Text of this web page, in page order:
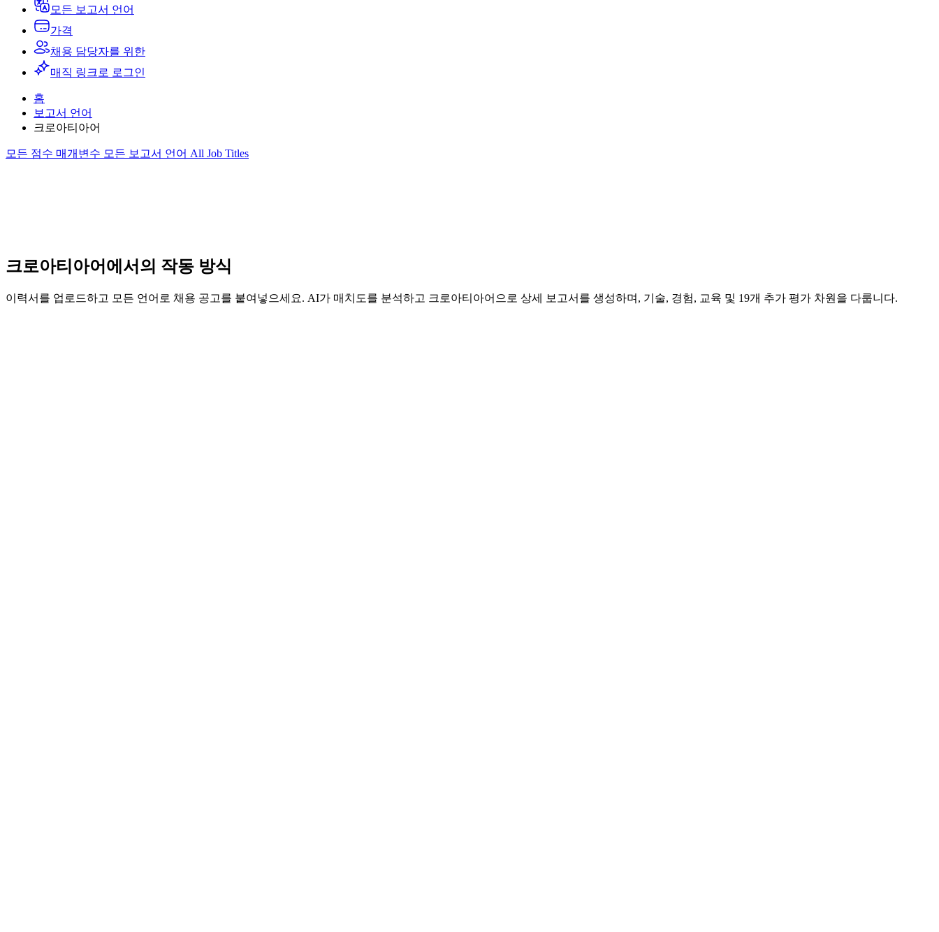
모든 보고서 언어
가격
채용 담당자를 위한
매직 링크로 로그인
홈
보고서 언어
크로아티아어
모든 점수 매개변수 모든 보고서 언어 All Job Titles
크로아티아어에서의 작동 방식
이력서를 업로드하고 모든 언어로 채용 공고를 붙여넣으세요. AI가 매치도를 분석하고 크로아티아어으로 상세 보고서를 생성하며, 기술, 경험, 교육 및 19개 추가 평가 차원을 다룹니다.